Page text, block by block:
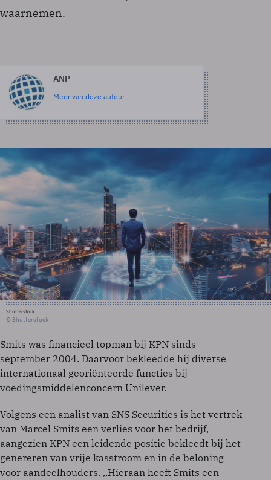
waarnemen.
ANP
Meer van deze auteur
Shutterstock
© Shutterstock
Smits was financieel topman bij KPN sinds
september 2004. Daarvoor bekleedde hij diverse
internationaal georiënteerde functies bij
voedingsmiddelenconcern Unilever.
Volgens een analist van SNS Securities is het vertrek
van Marcel Smits een verlies voor het bedrijf,
aangezien KPN een leidende positie bekleedt bij het
genereren van vrije kasstroom en in de beloning
voor aandeelhouders. ,,Hieraan heeft Smits een